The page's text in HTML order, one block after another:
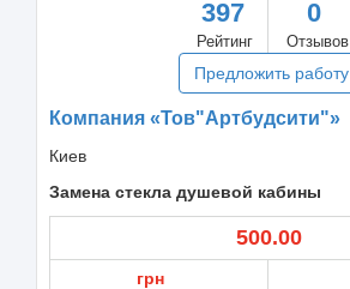
397
Рейтинг
0
Отзывов
Предложить работу
Компания «Тов"Артбудсити"»
Киев
Замена стекла душевой кабины
500.00
грн